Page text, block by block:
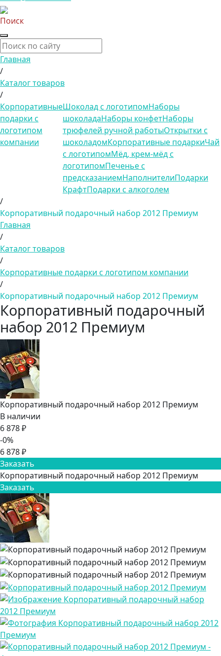
Поиск
Главная
/
Каталог товаров
/
Корпоративные
подарки с
логотипом
компании
Шоколад с логотипомНаборы
шоколадаНаборы конфетНаборы
трюфелей ручной работыОткрытки с
шоколадомКорпоративные подаркиЧай
с логотипомМёд, крем-мёд с
логотипомПеченье с
предсказаниемНаполнителиПодарки
КрафтПодарки с алкоголем
/
Корпоративный подарочный набор 2012 Премиум
Главная
/
Каталог товаров
/
Корпоративные подарки с логотипом компании
/
Корпоративный подарочный набор 2012 Премиум
Корпоративный подарочный
набор 2012 Премиум
Корпоративный подарочный набор 2012 Премиум
В наличии
6 878 ₽
-0%
6 878 ₽
Заказать
Корпоративный подарочный набор 2012 Премиум
Заказать